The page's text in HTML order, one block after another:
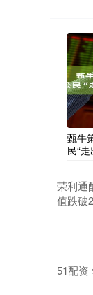
甄牛
民“
荣利通
值跌破
51配资